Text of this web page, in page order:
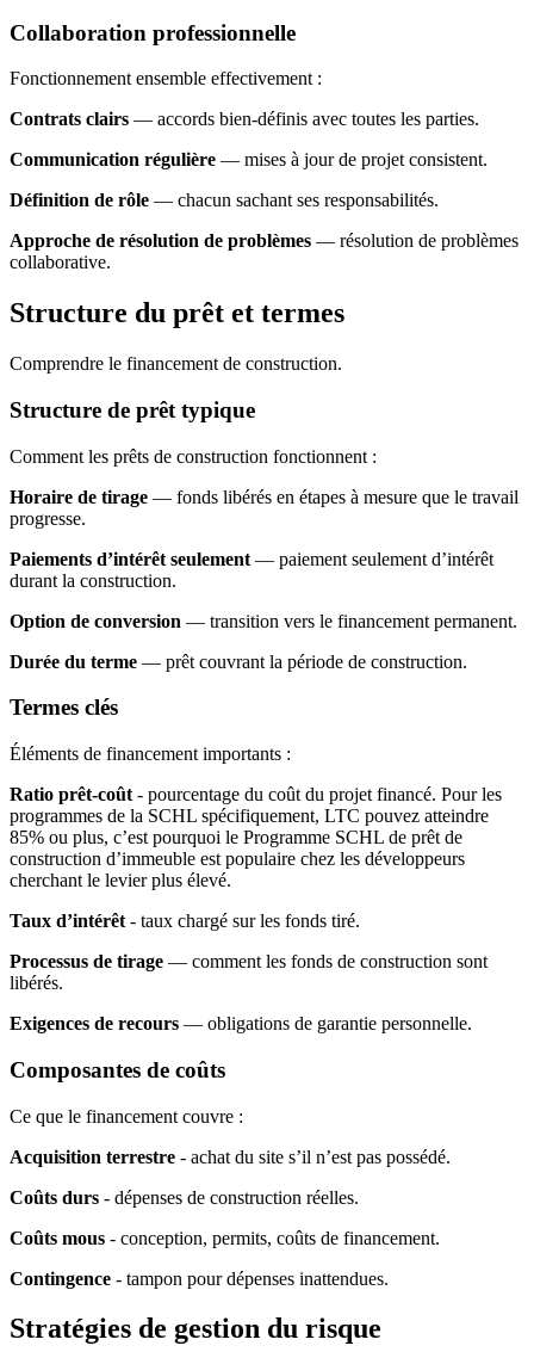
Collaboration professionnelle
Fonctionnement ensemble effectivement :
Contrats clairs — accords bien-définis avec toutes les parties.
Communication régulière — mises à jour de projet consistent.
Définition de rôle — chacun sachant ses responsabilités.
Approche de résolution de problèmes — résolution de problèmes
collaborative.
Structure du prêt et termes
Comprendre le financement de construction.
Structure de prêt typique
Comment les prêts de construction fonctionnent :
Horaire de tirage — fonds libérés en étapes à mesure que le travail
progresse.
Paiements d’intérêt seulement — paiement seulement d’intérêt
durant la construction.
Option de conversion — transition vers le financement permanent.
Durée du terme — prêt couvrant la période de construction.
Termes clés
Éléments de financement importants :
Ratio prêt-coût - pourcentage du coût du projet financé. Pour les
programmes de la SCHL spécifiquement, LTC pouvez atteindre
85% ou plus, c’est pourquoi le Programme SCHL de prêt de
construction d’immeuble est populaire chez les développeurs
cherchant le levier plus élevé.
Taux d’intérêt - taux chargé sur les fonds tiré.
Processus de tirage — comment les fonds de construction sont
libérés.
Exigences de recours — obligations de garantie personnelle.
Composantes de coûts
Ce que le financement couvre :
Acquisition terrestre - achat du site s’il n’est pas possédé.
Coûts durs - dépenses de construction réelles.
Coûts mous - conception, permits, coûts de financement.
Contingence - tampon pour dépenses inattendues.
Stratégies de gestion du risque